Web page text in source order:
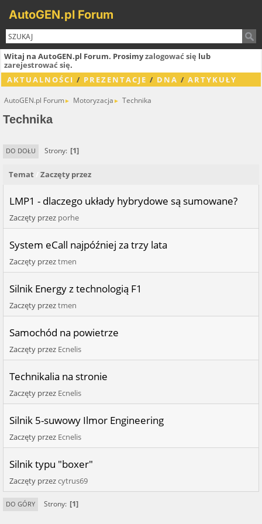
AutoGEN.pl Forum
Witaj na AutoGEN.pl Forum. Prosimyzalogować się lub
zarejestrować się.
AKTUALNOŚCI / PREZENTACJE / DNA / ARTYKUŁY
AutoGEN.pl Forum► Motoryzacja ► Technika
Technika
DO DOŁU Strony 1
Temat Zaczęty przez
LMP1 - dlaczego układy hybrydowe są sumowane?
Zaczęty przez porhe
System eCall najpóźniej za trzy lata
Zaczęty przeztmen
Silnik Energy z technologią F1
Zaczęty przeztmen
Samochód na powietrze
Zaczęty przez Ecnelis
Technikalia na stronie
Zaczęty przez Ecnelis
Silnik 5-suwowy Ilmor Engineering
Zaczęty przez Ecnelis
Silnik typu "boxer"
Zaczęty przezcytrus69
DO GÓRY Strony 1